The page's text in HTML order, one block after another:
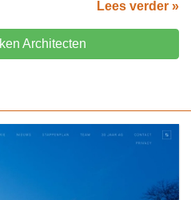
Lees verder »
Architecten